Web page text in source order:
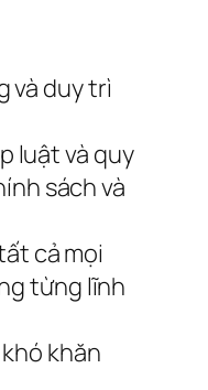
và duy trì
luật và quy
sách và
cả mọi
từng lĩnh
khăn